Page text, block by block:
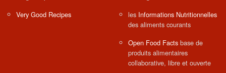
Very Good Recipes
les Informations Nutritionnelles
des aliments courants
Open Food Facts base de
produits alimentaires
collaborative, libre et ouverte